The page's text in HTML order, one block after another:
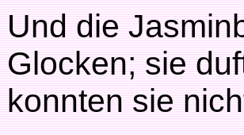
Und die
Glocken; sie
konnten sie